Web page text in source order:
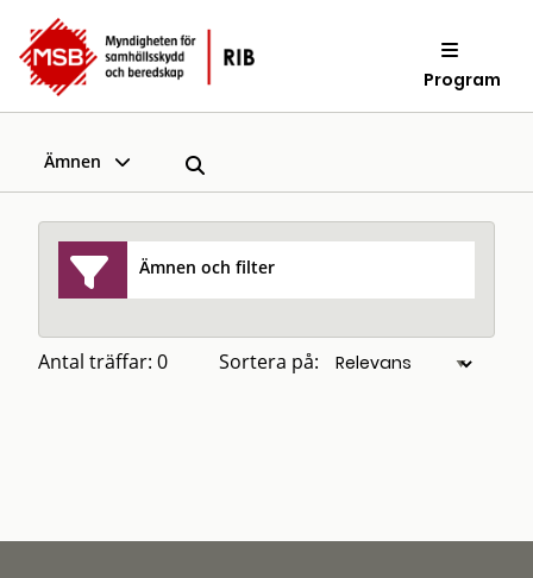
Program
Ämnen
Ämnen och filter
Antal träffar: 0 Sortera på: